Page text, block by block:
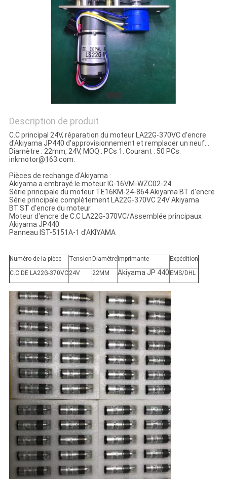
Description de produit
C.C principal 24V, réparation du moteur LA22G-370VC d'encre
d'Akiyama JP440 d'approvisionnement et remplacer un neuf…
Diamètre : 22mm, 24V, MOQ : PCs 1. Courant : 50 PCs.
inkmotor@163.com.
Pièces de rechange d'Akiyama :
Akiyama a embrayé le moteur IG-16VM-WZC02-24
Série principale du moteur TE16KM-24-864 Akiyama BT d'encre
Série principale complètement LA22G-370VC 24V Akiyama
BT.ST d'encre du moteur
Moteur d'encre de C.C LA22G-370VC/Assemblée principaux
Akiyama JP440
Panneau IST-5151A-1 d'AKIYAMA
Numéro de la pièce Tension Diamètre Imprimante
Expédition
C.C DE LA22G-370VC24V 22MM Akiyama JP 440 EMS/DHL